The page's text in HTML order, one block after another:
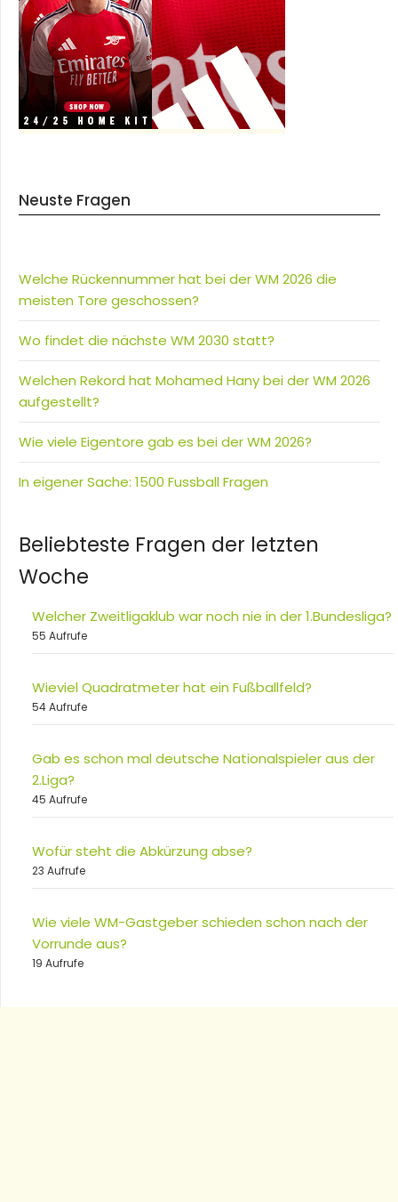
Neuste Fragen
Welche Rückennummer hat bei der WM 2026 die
meisten Tore geschossen?
Wo findet die nächste WM 2030 statt?
Welchen Rekord hat Mohamed Hany bei der WM 2026
aufgestellt?
Wie viele Eigentore gab es bei der WM 2026?
In eigener Sache: 1500 Fussball Fragen
Beliebteste Fragen der letzten
Woche
Welcher Zweitligaklub war noch nie in der 1.Bundesliga?
55 Aufrufe
Wieviel Quadratmeter hat ein Fußballfeld?
54 Aufrufe
Gab es schon mal deutsche Nationalspieler aus der
2.Liga?
45 Aufrufe
Wofür steht die Abkürzung abse?
23 Aufrufe
Wie viele WM-Gastgeber schieden schon nach der
Vorrunde aus?
19 Aufrufe